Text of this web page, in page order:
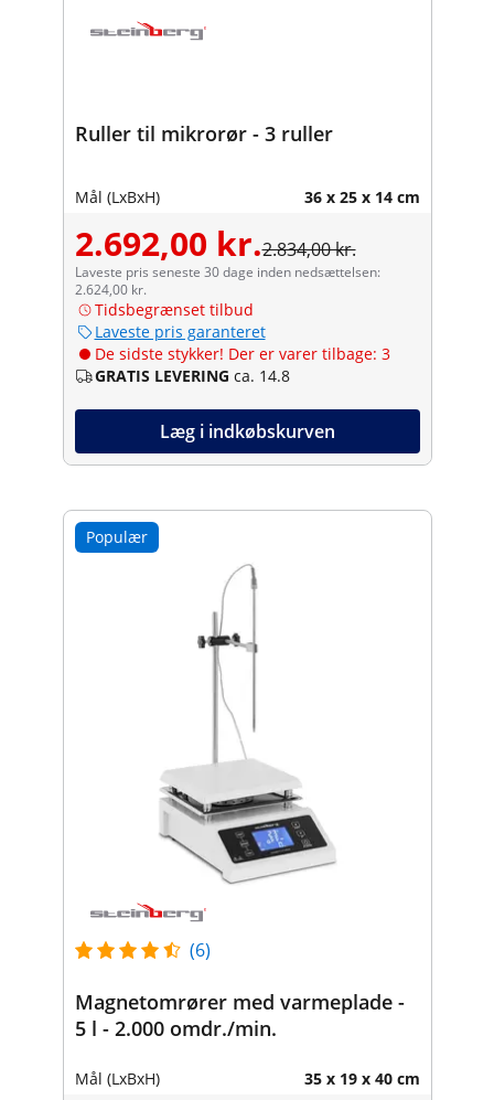
Ruller til mikrorør - 3 ruller
Mål (LxBxH) 36 x 25 x 14 cm
2.692,00 kr.2.834,00 kr.
Laveste pris seneste 30 dage inden nedsættelsen:
2.624,00 kr.
Tidsbegrænset tilbud
Laveste pris garanteret
De sidste stykker! Der er varer tilbage: 3
GRATIS LEVERING ca. 14.8
Læg i indkøbskurven
Populær
(6)
Magnetomrører med varmeplade -
5 l - 2.000 omdr./min.
Mål (LxBxH) 35 x 19 x 40 cm